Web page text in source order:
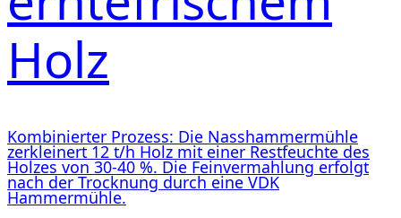
Holz
Kombinierter Prozess: Die Nasshammermühle
zerkleinert 12 t/h Holz mit einer Restfeuchte des
Holzes von 30-40 %. Die Feinvermahlung erfolgt
nach der Trocknung durch eine VDK
Hammermühle.